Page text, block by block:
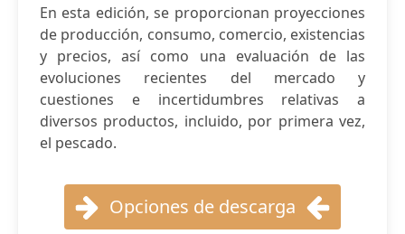
En esta edición, se proporcionan proyecciones
de producción, consumo, comercio, existencias
y precios, así como una evaluación de las
evoluciones recientes del mercado y
cuestiones e incertidumbres relativas a
diversos productos, incluido, por primera vez,
el pescado.
Opciones de descarga